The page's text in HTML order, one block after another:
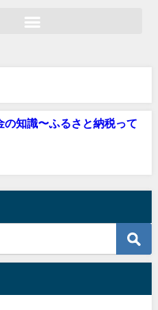
の知識〜ふるさと納税って